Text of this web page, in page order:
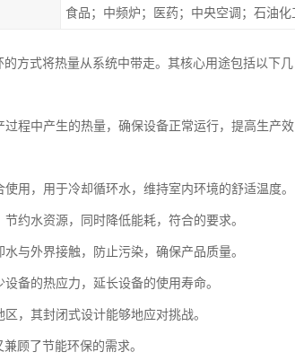
方式将热量从系统中带走。其核心用途包括以下几
程中产生的热量，确保设备正常运行，提高生产效
用，用于冷却循环水，维持室内环境的舒适温度。
约水资源，同时降低能耗，符合的要求。
与外界接触，防止污染，确保产品质量。
备的热应力，延长设备的使用寿命。
，其封闭式设计能够地应对挑战。
顾了节能环保的需求。